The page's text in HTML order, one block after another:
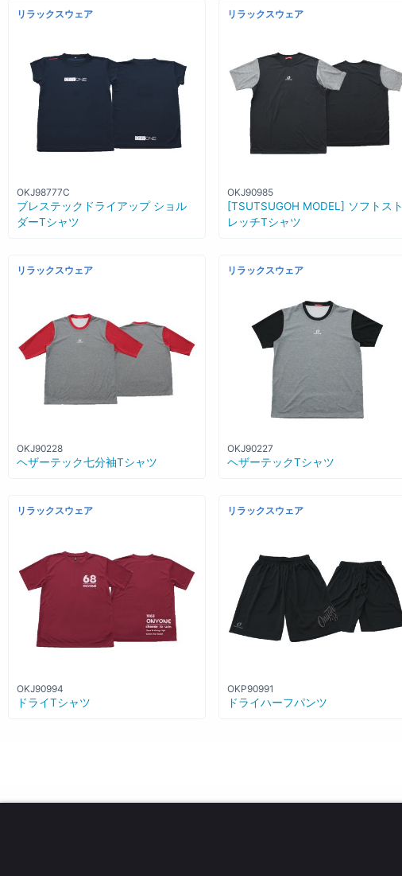
リラックスウェア
OKJ98777C
ブレステックドライアップ ショル
ダーTシャツ
リラックスウェア
OKJ90985
[TSUTSUGOH MODEL] ソフトスト
レッチTシャツ
リラックスウェア
OKJ90228
ヘザーテック七分袖Tシャツ
リラックスウェア
OKJ90227
ヘザーテックTシャツ
リラックスウェア
OKJ90994
ドライTシャツ
リラックスウェア
OKP90991
ドライハーフパンツ